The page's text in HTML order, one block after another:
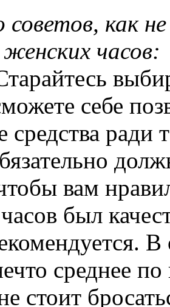
советов, как
часов:
себе
средства
вам
был
среднее
стоит